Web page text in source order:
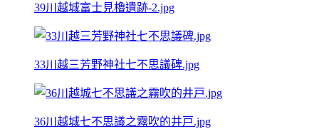
39川越城富士見櫓遺跡-2.jpg
33川越三芳野神社七不思議碑.jpg
36川越城七不思議之霧吹的井戸.jpg